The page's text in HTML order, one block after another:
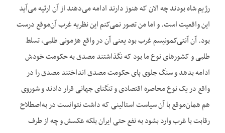
رژیم شاه بودند چه الان که هنوز دارند ادامه می‌دهند از آن ارثیه می‌آید
این واقعیت است. و اما من تصور نمی‌کنم این نظریه غرب آن‌موقع درست
بود. آن آنتی‌کمونیسم غرب بود یعنی آن در واقع هژمونی طلبی، تسلط
طلبی و کشورهای نوع ما بود که نگذاشتند مصدق به حکومت خودش
ادامه بدهد و سنگ جلوی پای حکومت مصدق انداختند مصدق را در
واقع در یک نوع محاصره اقتصادی و تنگنای جهانی قرار دادند و شوروی
هم همان‌موقع با آن سیاست استالینی که داشت نتوانست در به‌اصطلاح
رقابت با غرب وارد بشود به نفع حتی ایران بلکه عکسش و چه از طرف